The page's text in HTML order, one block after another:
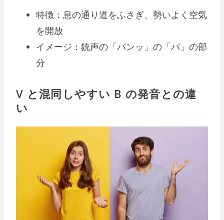
特徴：息の通り道をふさぎ、勢いよく空気
を開放
イメージ：銃声の「バンッ」の「バ」の部
分
V と混同しやすい B の発音との違
い